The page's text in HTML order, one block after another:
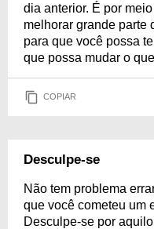
dia anterior. É por
melhorar grande parte
para que você possa
que possa mudar o
COPIAR
Desculpe-se
Não tem problema
que você cometeu um
Desculpe-se por